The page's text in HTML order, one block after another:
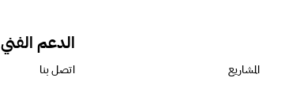
المشاريع
الدعم الفني
اتصل بنا